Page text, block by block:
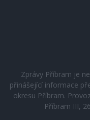
Zprávy Příbram je
přinášející informace
okresu Příbram.
Příbram III,